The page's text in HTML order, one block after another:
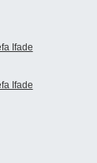
Ifade
Ifade